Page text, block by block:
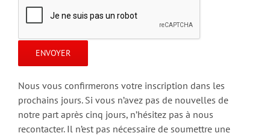
Nous vous confirmerons votre inscription dans les
prochains jours. Si vous n’avez pas de nouvelles de
notre part après cinq jours, n’hésitez pas à nous
recontacter. Il n’est pas nécessaire de soumettre une